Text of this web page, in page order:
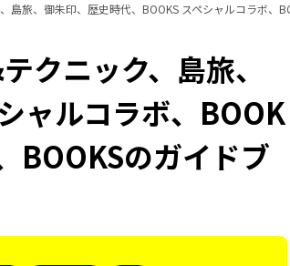
島旅、御朱印、歴史時代、BOOKS スペシャルコラボ、
クニック、島旅、
ャルコラボ、BOOK
BOOKSのガイドブ